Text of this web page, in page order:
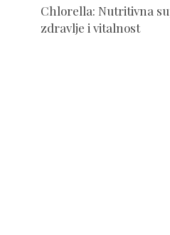
Chlorella: Nutritivna
zdravlje i vitalnost